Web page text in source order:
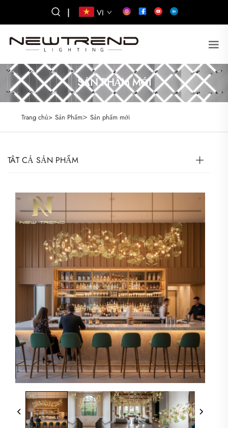
| VI
SẢN PHẨM MỚI
Trang chủ> Sản Phẩm> Sản phẩm mới
TẤT CẢ SẢN PHẨM